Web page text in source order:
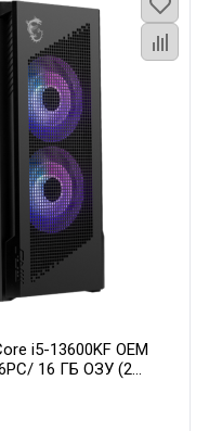
i5-13600KF OEM
16 ГБ ОЗУ (2
OC 16GB GDDR7